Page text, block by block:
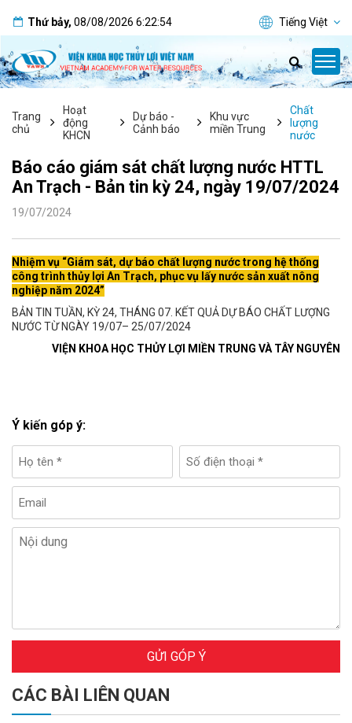
Thứ bảy, 08/08/2026 6:22:55 Tiếng Việt
Trang
chủ
Hoạt
động
KHCN
Dự báo -
Cảnh báo
Khu vực
miền Trung
Chất
lượng
nước
Báo cáo giám sát chất lượng nước HTTL
An Trạch - Bản tin kỳ 24, ngày 19/07/2024
19/07/2024
Nhiệm vụ “Giám sát, dự báo chất lượng nước trong hệ thống
công trình thủy lợi An Trạch, phục vụ lấy nước sản xuất nông
nghiệp năm 2024”
BẢN TIN TUẦN, KỲ 24, THÁNG 07. KẾT QUẢ DỰ BÁO CHẤT LƯỢNG
NƯỚC TỪ NGÀY 19/07– 25/07/2024
VIỆN KHOA HỌC THỦY LỢI MIỀN TRUNG VÀ TÂY NGUYÊN
Ý kiến góp ý:
GỬI GÓP Ý
CÁC BÀI LIÊN QUAN